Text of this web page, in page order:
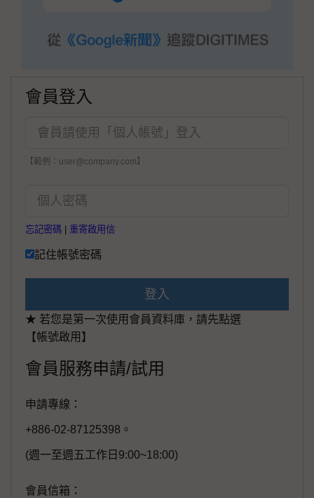
會員登入
【範例：user@company.com】
忘記密碼 重寄啟用信
記住帳號密碼
登入
★ 若您是第一次使用會員資料庫，請先點選
【帳號啟用】
會員服務申請/試用
申請專線：
+886-02-87125398。
(週一至週五工作日9:00~18:00)
會員信箱：